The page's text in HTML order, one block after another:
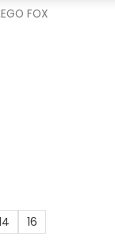
FOX
16